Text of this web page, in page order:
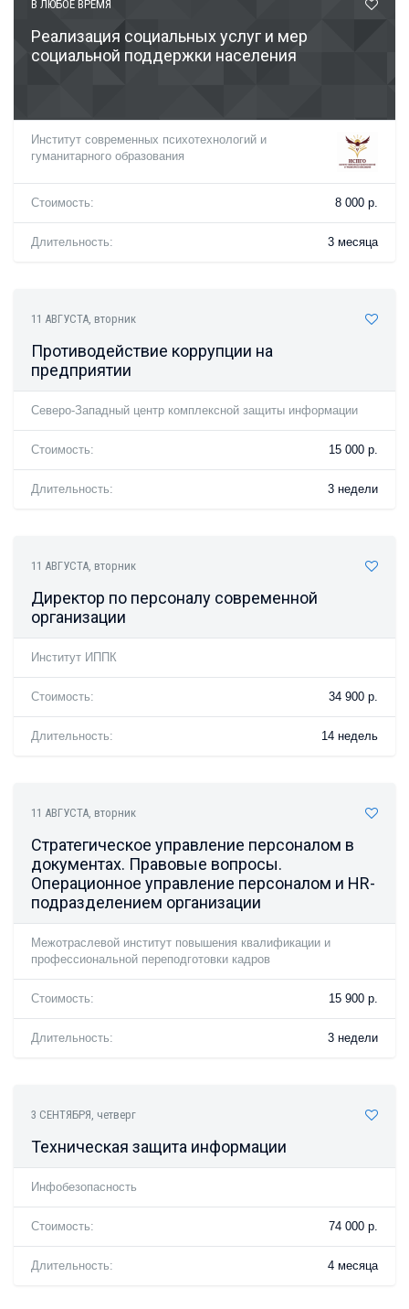
В ЛЮБОЕ ВРЕМЯ
Реализация социальных услуг и мер
социальной поддержки населения
Институт современных психотехнологий и
гуманитарного образования
Стоимость: 8 000 р.
Длительность: 3 месяца
11 АВГУСТА, вторник
Противодействие коррупции на
предприятии
Северо-Западный центр комплексной защиты информации
Стоимость: 15 000 р.
Длительность: 3 недели
11 АВГУСТА, вторник
Директор по персоналу современной
организации
Институт ИППК
Стоимость: 34 900 р.
Длительность: 14 недель
11 АВГУСТА, вторник
Стратегическое управление персоналом в
документах. Правовые вопросы.
Операционное управление персоналом и HR-
подразделением организации
Межотраслевой институт повышения квалификации и
профессиональной переподготовки кадров
Стоимость: 15 900 р.
Длительность: 3 недели
3 СЕНТЯБРЯ, четверг
Техническая защита информации
Инфобезопасность
Стоимость: 74 000 р.
Длительность: 4 месяца